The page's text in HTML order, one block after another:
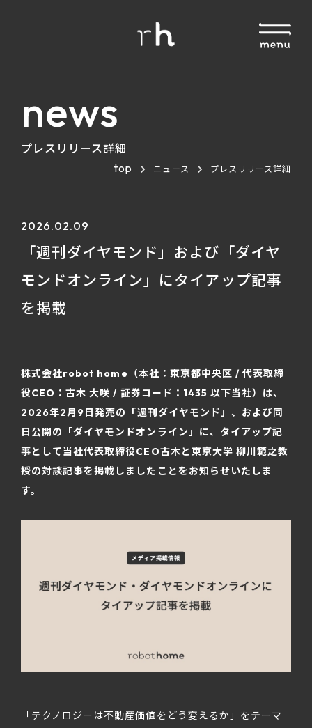
news
プレスリリース詳細
top
ニュース プレスリリース詳細
2026.02.09
「週刊ダイヤモンド」および「ダイヤ
モンドオンライン」にタイアップ記事
を掲載
株式会社robot home（本社：東京都中央区 / 代表取締
役CEO：古木 大咲 / 証券コード：1435 以下当社）は、
2026年2月9日発売の「週刊ダイヤモンド」、および同
日公開の「ダイヤモンドオンライン」に、タイアップ記
事として当社代表取締役CEO古木と東京大学 柳川範之教
授の対談記事を掲載しましたことをお知らせいたしま
す。
「テクノロジーは不動産価値をどう変えるか」をテーマ